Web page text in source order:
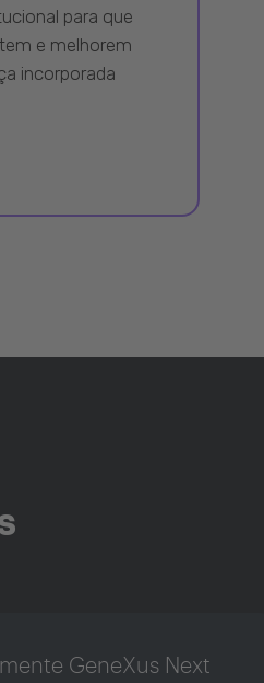
para que
e melhorem
incorporada
GeneXus Next